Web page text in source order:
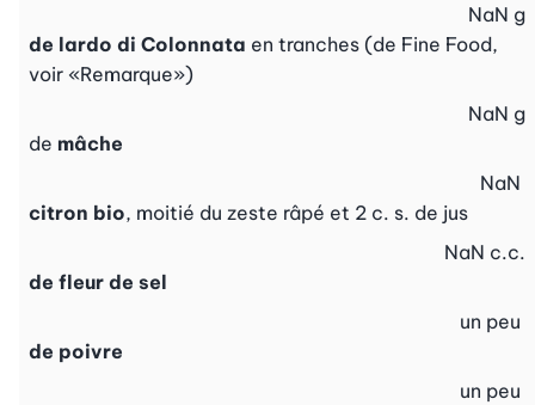
de lardo di Colonnata en tranches (de Fine Food,
voir «Remarque»)
NaN g
de mâche
NaN g
citron bio, moitié du zeste râpé et 2 c. s. de jus
NaN
de fleur de sel
NaN c.c.
de poivre
un peu
un peu